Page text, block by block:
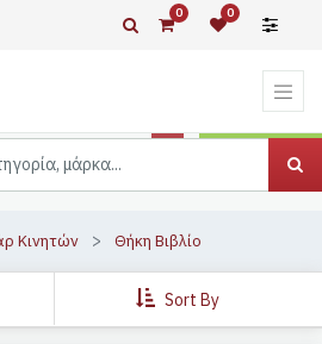
0 0
Κινητών Θήκη Βιβλίο
Sort By